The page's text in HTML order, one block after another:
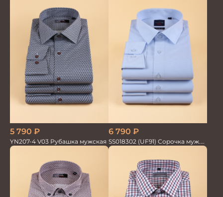
5 790 ₽
YN207-4 V03 Рубашка мужская
6 790 ₽
SS018302 (UF91) Сорочка муж.
GROSTYLE TRENDY